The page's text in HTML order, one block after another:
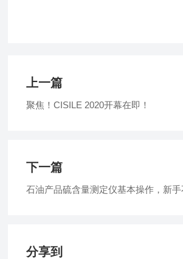
上一篇
聚焦！CISILE 2020开幕在即！
下一篇
石油产品硫含量测定仪基本操作，新
分享到